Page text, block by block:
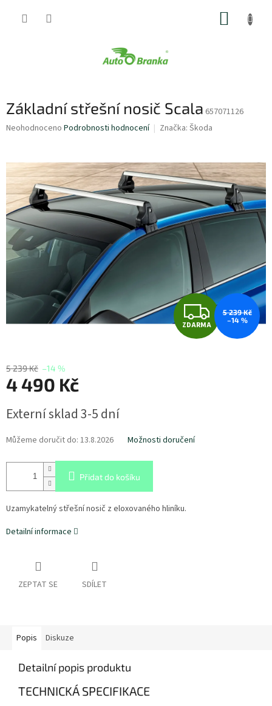
Základní střešní nosič Scala 657071126
Průměrné
je
0,0
z
5
hvězdiček.
Neohodnoceno Podrobnosti hodnocení Značka: Škoda
Z
D
ZDARMA
5 239 Kč
–14 %
5 239 Kč –14 %
4 490 Kč
cena:
Externí sklad 3-5 dní
Můžeme doručit do: 13.8.2026 Možnosti doručení
Přidat do košíku
Uzamykatelný střešní nosič z eloxovaného hliníku.
Detailní informace
ZEPTAT SE SDÍLET
Popis Diskuze
Detailní popis produktu
TECHNICKÁ SPECIFIKACE